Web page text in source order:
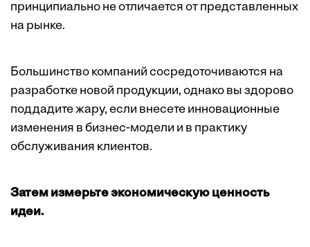
принципиально не отличается от представленных
на рынке.
Большинство компаний сосредоточиваются на
разработке новой продукции, однако вы здорово
поддадите жару, если внесете инновационные
изменения в бизнес-модели и в практику
обслуживания клиентов.
Затем измерьте экономическую ценность
идеи.